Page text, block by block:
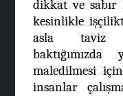
dikkat ve
kesinlikle
asla taviz
maledilmesi
insanlar